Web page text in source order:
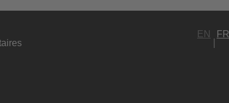
EN
FR